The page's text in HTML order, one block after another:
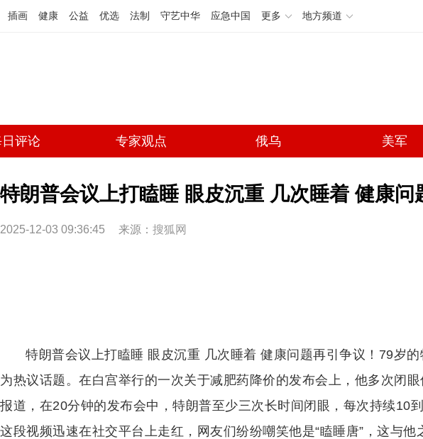
插画 健康 公益 优选 法制 守艺中华 应急中国 更多 地方频道
评论 专家观点 俄乌 美军
特朗普会议上打瞌睡 眼皮沉重 几次睡着 健康问
2025-12-03 09:36:45 来源： 搜狐网
特朗普会议上打瞌睡 眼皮沉重 几次睡着 健康问题再引争议！79岁的
为热议话题。在白宫举行的一次关于减肥药降价的发布会上，他多次闭
报道，在20分钟的发布会中，特朗普至少三次长时间闭眼，每次持续10
这段视频迅速在社交平台上走红，网友们纷纷嘲笑他是“瞌睡唐”，这与他